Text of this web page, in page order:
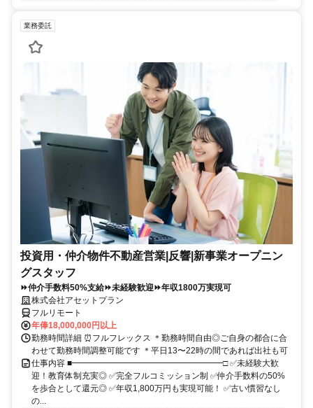
業務委託
投資用・仲介物件不動産営業|反響|新事業オープニン
グスタッフ
⏩仲介手数料50%支給⏩未経験歓迎⏩年収1800万実現可
株式会社アセットプラン
フルリモート
年俸18,000,000円以上
勤務時間詳細 ⏰フルフレックス ＊勤務時間自由◎ご自身の都合に合
わせて勤務時間調整可能です ＊平日13〜22時の間であれば出社も可
仕事内容 ■━━━━━━━━━━━━━━━━━━□ ✅未経験大歓
迎！教育体制充実◎ ✅完全フルコミッション制 ✅仲介手数料の50%
を歩合として還元◎ ✅年収1,800万円も実現可能！ ✅古い慣習なし
の...